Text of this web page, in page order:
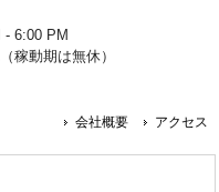
- 6:00 PM
稼動期は無休）
会社概要 アクセス